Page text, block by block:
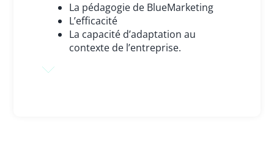
La pédagogie de BlueMarketing
L’efficacité
La capacité d’adaptation au
contexte de l’entreprise.